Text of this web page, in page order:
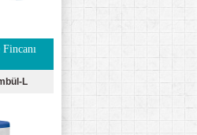
L